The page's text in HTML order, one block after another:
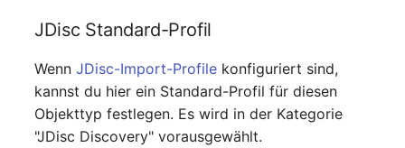
JDisc Standard-Profil
WennJDisc-Import-Profile konfiguriert sind,
kannst du hier ein Standard-Profil für diesen
Objekttyp festlegen. Es wird in der Kategorie
"JDisc Discovery" vorausgewählt.